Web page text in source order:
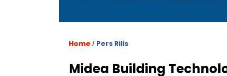
Home / Pers Rilis
Midea Building